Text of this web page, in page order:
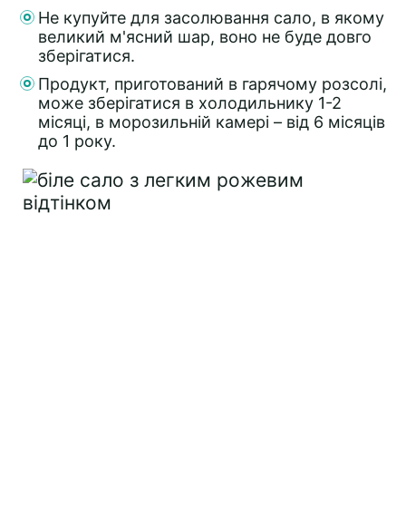
Не купуйте для засолювання сало, в якому
великий м'ясний шар, воно не буде довго
зберігатися.
Продукт, приготований в гарячому розсолі,
може зберігатися в холодильнику 1-2
місяці, в морозильній камері – від 6 місяців
до 1 року.